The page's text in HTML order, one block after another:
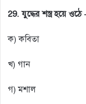
29. যুদ্ধের শস্ত্র হয়ে
ক) কবিতা
খ) গান
গ) মশাল